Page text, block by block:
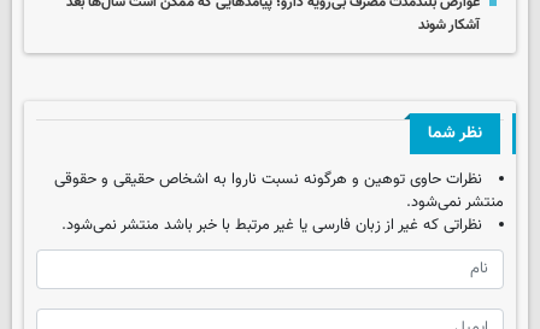
آشکار شوند
نظر شما
نظرات حاوی توهین و هرگونه نسبت ناروا به اشخاص حقیقی و حقوقی
منتشر نمی‌شود.
نظراتی که غیر از زبان فارسی یا غیر مرتبط با خبر باشد منتشر نمی‌شود.